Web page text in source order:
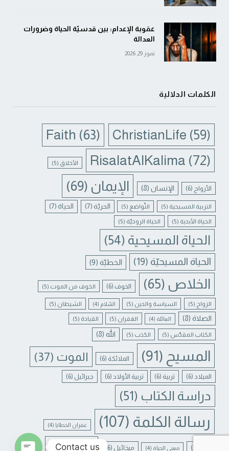
عقوبة الإعدام: بين قدسيّة الحياة وضرورات
العدالة
تموز 29, 2026
الكلمات الدلالية
ChristianLife (59)
Faith (63)
RisalatAlKalima (72) الأخلاق (5)
الأرواح (6) الإنسان(8) الإيمان (69)
التربية المسيحية (5) التّواضع (5) الحريّة (7) الحياة (7)
الحياة الأبدية (5) الحياة الروحيّة (5)
الحياة المسيحية (54)
الحياة المسيحيّة (19) الخطيّة (9)
الخلاص (65) الخوف (6) الخوف من الموت (5)
الزواج (5) السياسة والدين (5) السّلام (4) الشيطان (5)
الصلاة (8) العائلة (4) الغفران (5) القيادة (5)
الكتاب المقدّس (5) الكذب (5) الله (8)
المسيح (91) الملائكة (6) الموت (37)
الميلاد (6) تربية (6) تربية الأولاد (6) جبرائيل (6)
دراسة الكتاب (51)
رسالة الكلمة (107) غفران الخطايا (4)
معنى الحياة (4) ميخائيل (6) يسوع(31)
Contact us